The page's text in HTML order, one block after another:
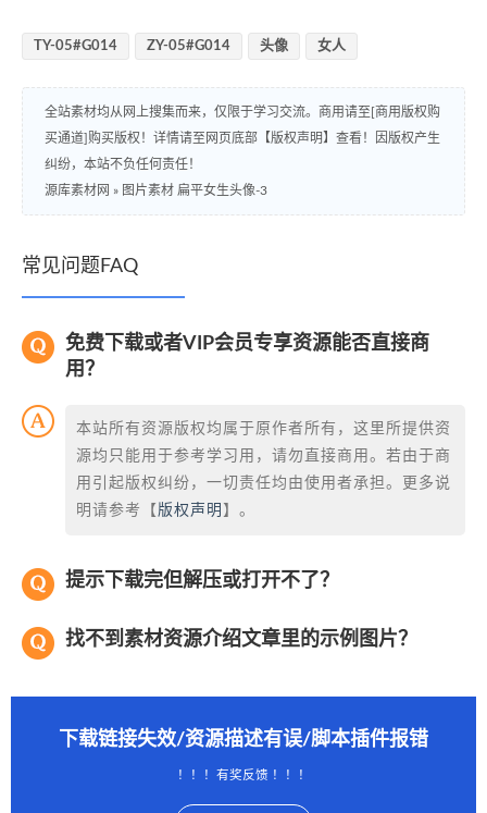
TY-05#G014 ZY-05#G014 头像 女人
全站素材均从网上搜集而来，仅限于学习交流。商用请至[商用版权购
买通道]购买版权！详情请至网页底部【版权声明】查看！因版权产生
纠纷，本站不负任何责任！
源库素材网 » 图片素材 扁平女生头像-3
常见问题FAQ
免费下载或者VIP会员专享资源能否直接商
用？
本站所有资源版权均属于原作者所有，这里所提供资
源均只能用于参考学习用，请勿直接商用。若由于商
用引起版权纠纷，一切责任均由使用者承担。更多说
明请参考【 版权声明 】。
提示下载完但解压或打开不了？
找不到素材资源介绍文章里的示例图片？
下载链接失效/资源描述有误/脚本插件报错
！！！有奖反馈 ！！！